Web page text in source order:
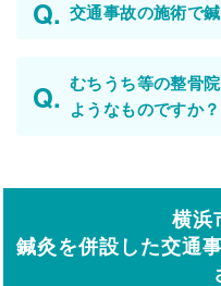
交通事故の施術で
むちうち等の整骨
ようなものですか？
横浜
鍼灸を併設した交通